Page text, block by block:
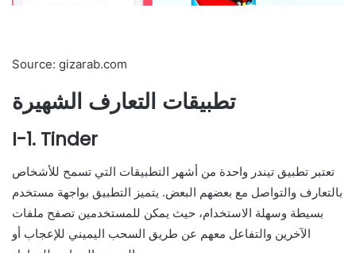
Source: gizarab.com
تطبيقات التعارف الشهيرة
I-1. Tinder
تعتبر تطبيق تيندر واحدة من أشهر التطبيقات التي تسمح للأشخاص
بالتعارف والتواصل مع بعضهم البعض. يتميز التطبيق بواجهة مستخدم
بسيطة وسهلة الاستخدام، حيث يمكن للمستخدمين تصفح ملفات
الآخرين والتفاعل معهم عن طريق السحب اليميني للإعجاب أو